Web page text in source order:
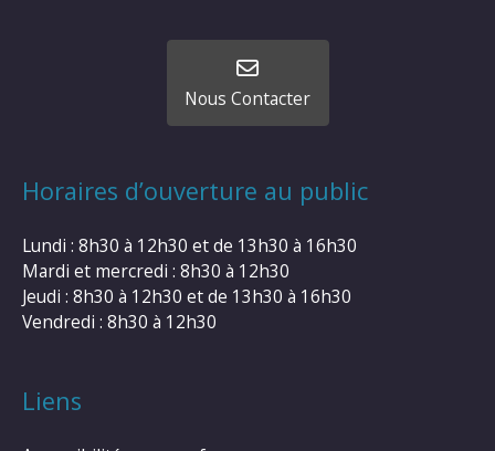
Nous Contacter
Horaires d’ouverture au public
Lundi : 8h30 à 12h30 et de 13h30 à 16h30
Mardi et mercredi : 8h30 à 12h30
Jeudi : 8h30 à 12h30 et de 13h30 à 16h30
Vendredi : 8h30 à 12h30
Liens